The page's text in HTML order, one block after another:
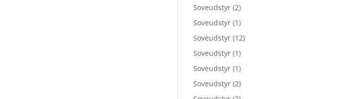
Soveudstyr (2)
Soveudstyr (1)
Soveudstyr (12)
Soveudstyr (1)
Soveudstyr (1)
Soveudstyr (2)